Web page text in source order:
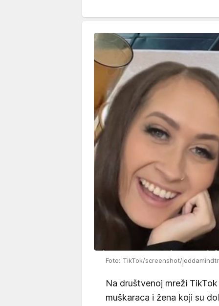
Foto: TikTok/screenshot/
Na društvenoj mreži
muškaraca i žena koji su